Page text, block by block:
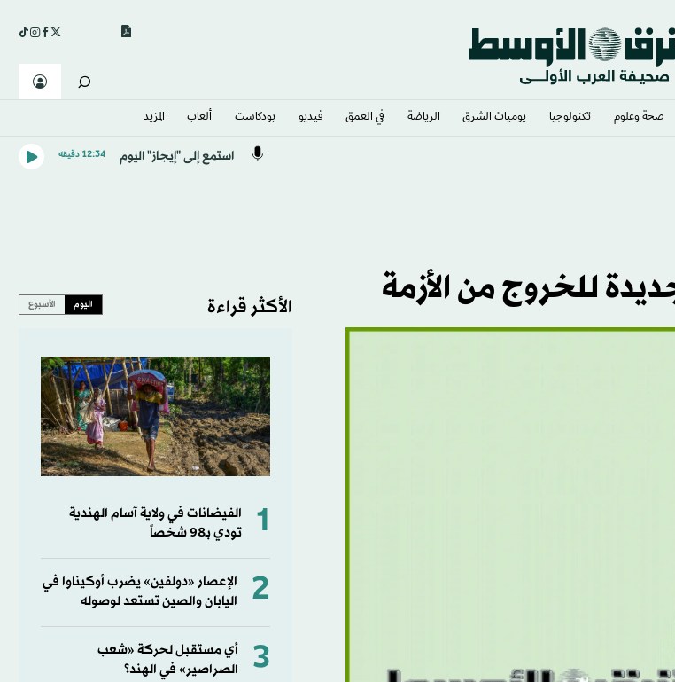
صحة وعلوم تكنولوجيا يوميات الشرق​ الرياضة في العمق فيديو بودكاست ألعاب المزيد
استمع إلى "إيجاز" اليوم 12:34 دقيقه
للخروج من الأزمة الأكثر قراءة اليوم الأسبوع
1
الفيضانات في ولاية آسام الهندية
تودي بـ98 شخصاً
2
الإعصار «دولفين» يضرب أوكيناوا في
اليابان والصين تستعد لوصوله
3
أي مستقبل لحركة «شعب
الصراصير» في الهند؟